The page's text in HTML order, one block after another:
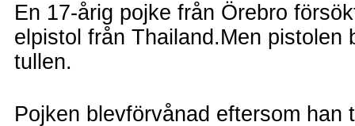
En 17-årig pojke från Örebro
elpistol från Thailand.Men pistolen
tullen.
Pojken blevförvånad eftersom han